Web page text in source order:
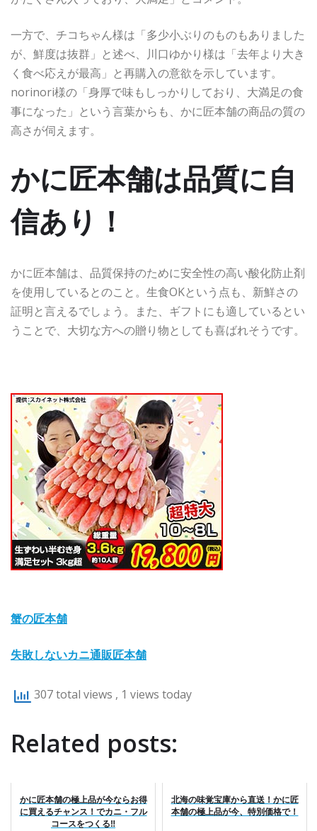
一方で、チコちゃん様は「多少小ぶりのものもありました
が、鮮度は抜群」と述べ、川口ゆかり様は「去年より大き
く食べ応えが最高」と再購入の意欲を示しています。
norinori様の「身厚で味もしっかりしており、大満足の食
事になった」という言葉からも、かに匠本舗の商品の質の
高さが伺えます。
かに匠本舗は品質に自
信あり！
かに匠本舗は、品質保持のために安全性の高い酸化防止剤
を使用しているとのこと。生食OKという点も、新鮮さの
証明と言えるでしょう。また、ギフトにも適しているとい
うことで、大切な方への贈り物としても喜ばれそうです。
蟹の匠本舗
失敗しないカニ通販匠本舗
307 total views , 1 views today
Related posts:
かに匠本舗の極上品が今ならお得
に買えるチャンス！でカニ・フル
コースをつくる‼
北海の味覚宝庫から直送！かに匠
本舗の極上品が今、特別価格で！